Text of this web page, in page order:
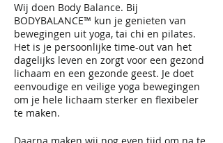
Wij doen Body Balance. Bij
BODYBALANCE™ kun je genieten van
bewegingen uit yoga, tai chi en pilates.
Het is je persoonlijke time-out van het
dagelijks leven en zorgt voor een gezond
lichaam en een gezonde geest. Je doet
eenvoudige en veilige yoga bewegingen
om je hele lichaam sterker en flexibeler
te maken.